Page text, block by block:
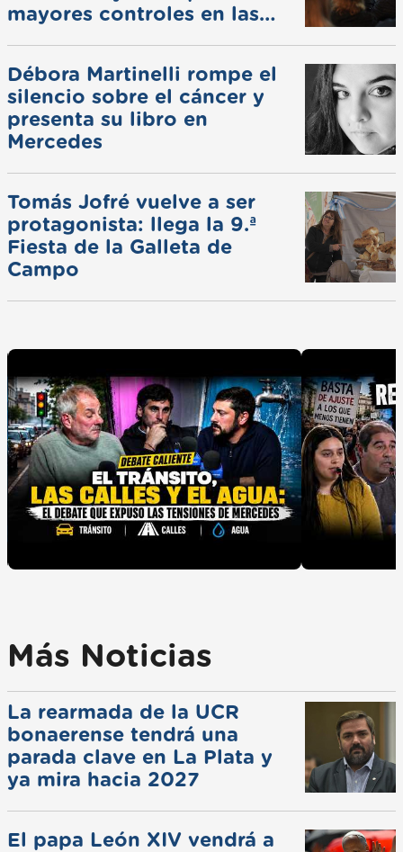
mayores controles en las
Débora Martinelli rompe el
silencio sobre el cáncer y
presenta su libro en
Mercedes
Tomás Jofré vuelve a ser
protagonista: llega la 9.ª
Fiesta de la Galleta de
Campo
Más Noticias
La rearmada de la UCR
bonaerense tendrá una
parada clave en La Plata y
ya mira hacia 2027
El papa León XIV vendrá a